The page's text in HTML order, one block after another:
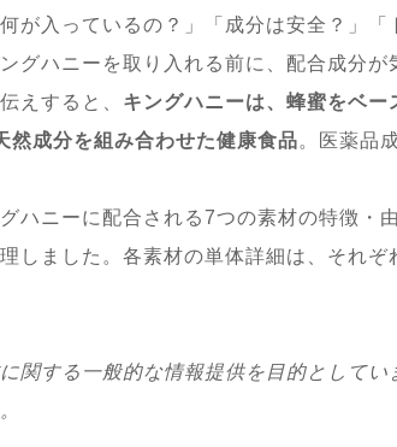
が入っているの？」「成分は安全？」「
グハニーを取り入れる前に、配合成分
えすると、 キングハニーは、蜂蜜をベ
然成分を組み合わせた健康食品。医薬品
ハニーに配合される7つの素材の特徴・
しました。各素材の単体詳細は、それぞ
関する一般的な情報提供を目的としてい